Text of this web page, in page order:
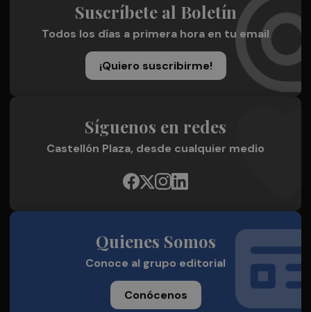
Suscríbete al Boletín
Todos los días a primera hora en tu email
¡Quiero suscribirme!
Síguenos en redes
Castellón Plaza, desde cualquier medio
Quienes Somos
Conoce al grupo editorial
Conócenos